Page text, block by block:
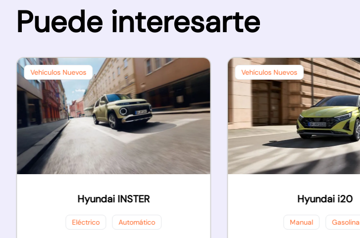
Puede interesarte
Vehículos Nuevos
Hyundai INSTER
Eléctrico Automático
Vehículos Nuevos
Hyundai i20
Manual Gasolina